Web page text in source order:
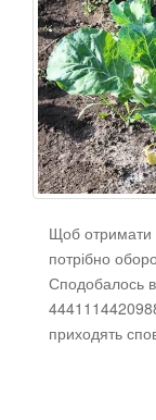
Щоб отримати
потрібно
Сподобалось
приходять